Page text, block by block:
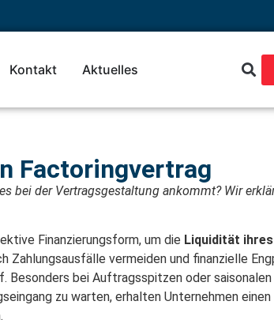
Kontakt Aktuelles
Factoringvertrag
bei der Vertragsgestaltung ankommt? Wir
Finanzierungsform, um die Liquidität
Zahlungsausfälle vermeiden und finanzielle
bei Auftragsspitzen oder
zu warten, erhalten Unternehmen